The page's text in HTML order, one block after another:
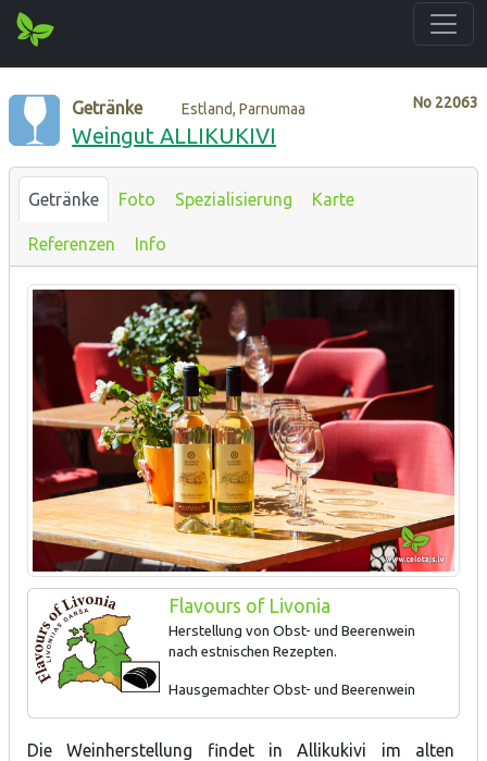
No 22063
Getränke Estland, Parnumaa
Weingut ALLIKUKIVI
Getränke Foto Spezialisierung Karte
Referenzen Info
Flavours of Livonia
Herstellung von Obst- und Beerenwein
nach estnischen Rezepten.
Hausgemachter Obst- und Beerenwein
Die Weinherstellung findet in Allikukivi im alten